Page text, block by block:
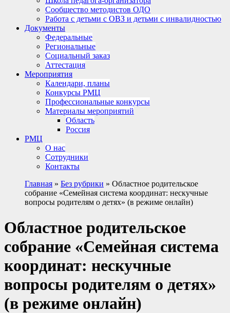
Сообщество методистов ОДО
Работа с детьми с ОВЗ и детьми с инвалидностью
Документы
Федеральные
Региональные
Социальный заказ
Аттестация
Мероприятия
Календари, планы
Конкурсы РМЦ
Профессиональные конкурсы
Материалы мероприятий
Область
Россия
РМЦ
О нас
Сотрудники
Контакты
Главная » Без рубрики » Областное родительское
собрание «Семейная система координат: нескучные
вопросы родителям о детях» (в режиме онлайн)
Областное родительское
собрание «Семейная система
координат: нескучные
вопросы родителям о детях»
(в режиме онлайн)